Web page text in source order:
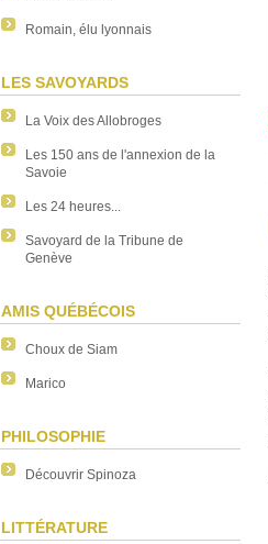
Romain, élu lyonnais
LES SAVOYARDS
La Voix des Allobroges
Les 150 ans de l'annexion de la
Savoie
Les 24 heures...
Savoyard de la Tribune de
Genève
AMIS QUÉBÉCOIS
Choux de Siam
Marico
PHILOSOPHIE
Découvrir Spinoza
LITTÉRATURE